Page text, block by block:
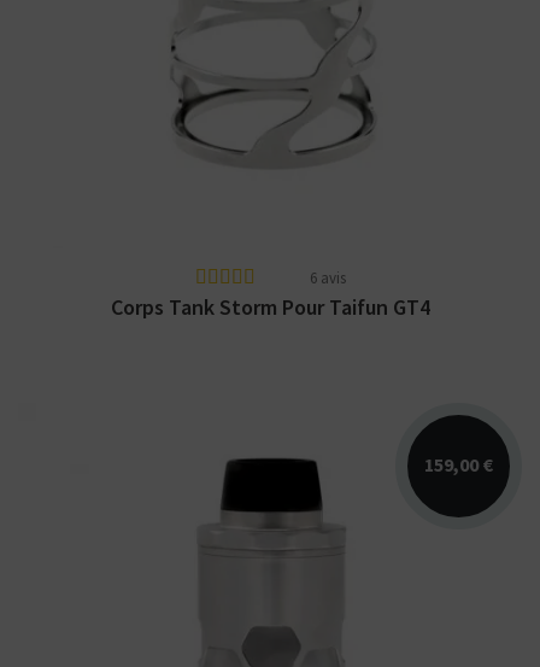
Corps Tank Storm pour l'atomiseur Taifun
GT4 par SmokerStore. Conçu en acier
6 avis
Corps Tank Storm Pour Taifun GT4
159,00 €